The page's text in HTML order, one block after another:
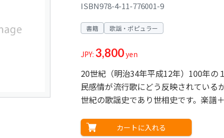
ISBN978-4-11-776001-9
書籍 歌謡・ポピュラー
JPY: 3,800yen
20世紀（明治34年平成12年）100年の
民感情が流行歌にどう反映されている
世紀の歌謡史であり世相史です。楽譜
カートに入れる